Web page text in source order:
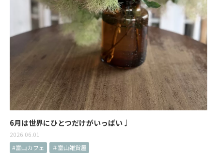
6月は世界にひとつだけがいっぱい♩
2026.06.01
#富山カフェ
＃富山雑貨屋